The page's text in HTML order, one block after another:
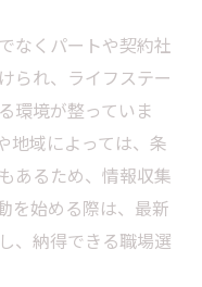
務条件の探し方
導員の働き方改
児童指導員求人
層向け転職戦略
れるスキルと環境
と取得方法を紹
なくパートや契約社
られ、ライフステー
環境が整っていま
地域によっては、条
あるため、情報収集
を始める際は、最新
、納得できる職場選